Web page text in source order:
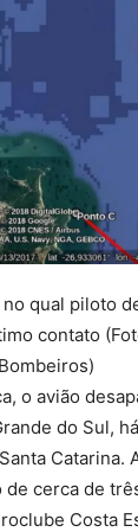
qual piloto
contato
o avião
do Sul,
Catarina.
cerca de
Costa